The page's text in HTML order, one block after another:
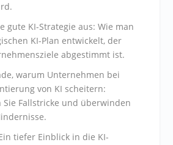
gute KI-Strategie aus: Wie man
KI-Plan entwickelt, der
abgestimmt ist.
warum Unternehmen bei
von KI scheitern:
Fallstricke und überwinden
tiefer Einblick in die KI-